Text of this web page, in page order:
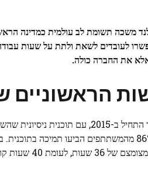
לעובדים לשאת ולתת על שעות
את החברה כולה.
הראשוניים
קודם לכן, ללא פגיעה בשכר.